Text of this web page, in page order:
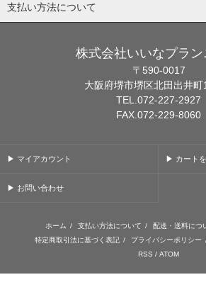
支払い方法について
株式会社いいなプラ
〒590-0017
大阪府堺市堺区北田出井
TEL.072-227-2927
FAX.072-229-8060
▶ マイアカウント ▶ カート
▶ お問い合わせ
ホーム / 支払い方法について / 配送・送料につ
特定商取引法に基づく表記 / プライバシーポリシー
RSS / ATOM